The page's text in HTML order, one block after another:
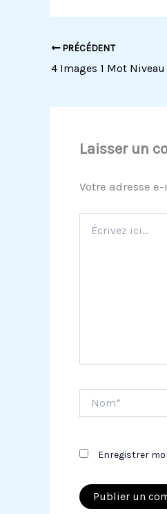
PRÉCÉDENT
4 Images 1 Mot Niveau
Laisser un
Votre adresse
ici…
Enregistrer